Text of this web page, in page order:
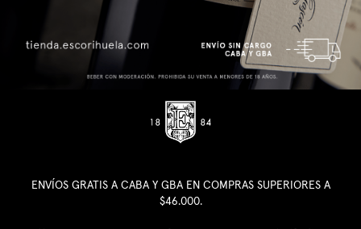
ENVÍOS GRATIS A CABA Y GBA EN COMPRAS SUPERIORES A
$46.000.